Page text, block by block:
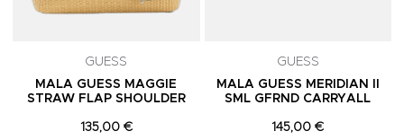
GUESS
MALA GUESS MAGGIE
STRAW FLAP SHOULDER
135,00 €
GUESS
MALA GUESS MERIDIAN II
SML GFRND CARRYALL
145,00 €